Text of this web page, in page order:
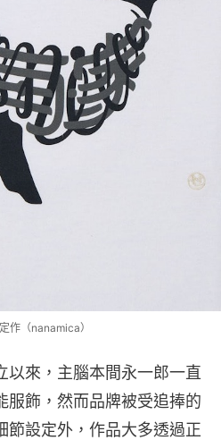
作（nanamica）
來，主腦本間永一郎一直
服飾，然而品牌被受追捧的
節設定外，作品大多透過正